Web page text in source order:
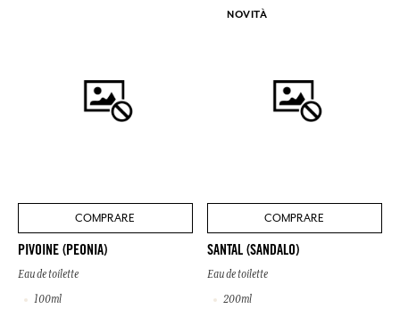
COMPRARE
PIVOINE (PEONIA)
Eau de toilette
100ml
NOVITÀ
COMPRARE
SANTAL (SANDALO)
Eau de toilette
200ml